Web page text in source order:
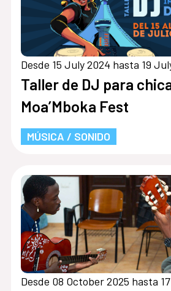
Desde 15 July 2024 hasta 19
Taller de DJ para
Moa’Mboka Fest
MÚSICA / SONIDO
Desde 08 October 2025 hasta